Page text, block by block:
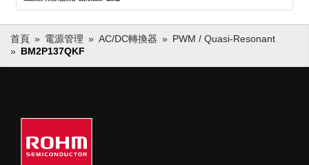
首頁 電源管理 AC/DC轉換器
PWM / Quasi-Resonant
BM2P137QKF